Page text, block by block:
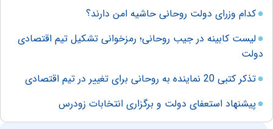
کدام وزرای دولت روحانی حاشیه امن دارند؟
لیست کابینه در جیب روحانی؛ رمزخوانی تشکیل تیم اقتصادی
دولت
تذکر کتبی 20 نماینده به روحانی برای تغییر در تیم اقتصادی
پیشنهاد استعفای دولت و برگزاری انتخابات زودرس